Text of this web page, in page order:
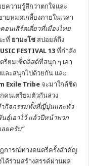
ยความรู้สึกว่าตกใจและ
ยหมดเกลี้ยงภายในเวลา
นเสิร์ตเดี่ยวที่เมืองไทย
ที่ ยามะโช สปอยล์ถึง
FESTIVAL 13ที่กำลัง
รียมเซ็ตลิสต์ที่สนุก ๆ เอา
ละสนุกไปด้วยกัน และ
Exile Tribeจะมาใกล้ชิด
คนเตรียมตัวกันล่วง
ำกิจกรรมทั้งที่ญี่ปุ่นและทั่ว
นธุ์เอาไว้ แล้วปีหน้าพวก
ลยครับ”
รณ์ทางดนตรีครั้งสำคัญ
ได้ร่วมสร้างสรรค์ผ่านผล